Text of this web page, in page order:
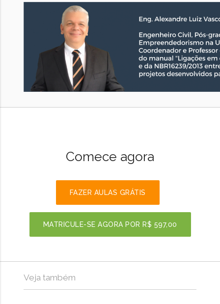
Comece agora
FAZER AULAS GRÁTIS
MATRICULE-SE AGORA POR R$ 597,00
Veja também